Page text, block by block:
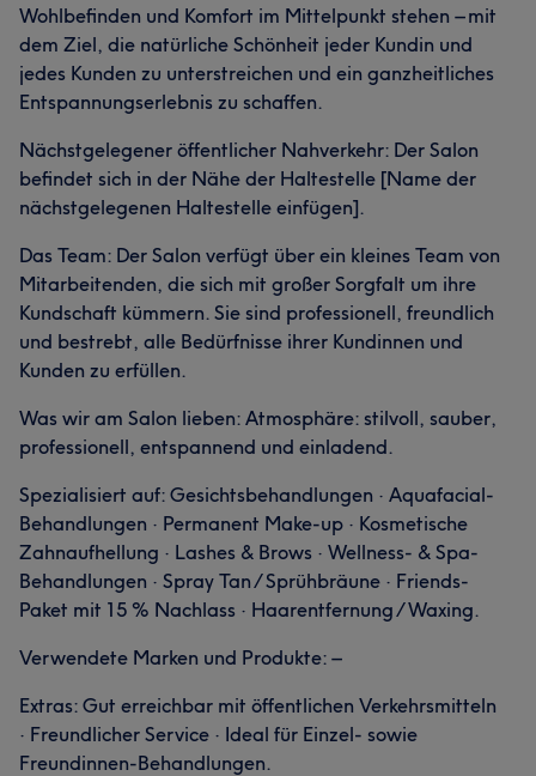
Wohlbefinden und Komfort im Mittelpunkt stehen – mit
dem Ziel, die natürliche Schönheit jeder Kundin und
jedes Kunden zu unterstreichen und ein ganzheitliches
Entspannungserlebnis zu schaffen.
Nächstgelegener öffentlicher Nahverkehr: Der Salon
befindet sich in der Nähe der Haltestelle [Name der
nächstgelegenen Haltestelle einfügen].
Das Team: Der Salon verfügt über ein kleines Team von
Mitarbeitenden, die sich mit großer Sorgfalt um ihre
Kundschaft kümmern. Sie sind professionell, freundlich
und bestrebt, alle Bedürfnisse ihrer Kundinnen und
Kunden zu erfüllen.
Was wir am Salon lieben: Atmosphäre: stilvoll, sauber,
professionell, entspannend und einladend.
Spezialisiert auf: Gesichtsbehandlungen · Aquafacial-
Behandlungen · Permanent Make-up · Kosmetische
Zahnaufhellung · Lashes & Brows · Wellness- & Spa-
Behandlungen · Spray Tan / Sprühbräune · Friends-
Paket mit 15 % Nachlass · Haarentfernung / Waxing.
Verwendete Marken und Produkte: –
Extras: Gut erreichbar mit öffentlichen Verkehrsmitteln
· Freundlicher Service · Ideal für Einzel- sowie
Freundinnen-Behandlungen.